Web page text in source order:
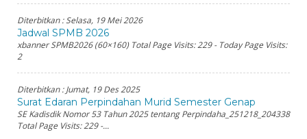
Diterbitkan :Selasa, 19 Mei 2026
Jadwal SPMB 2026
xbanner SPMB2026 (60×160) Total Page Visits: 229 - Today Page Visits:
2
Diterbitkan :Jumat, 19 Des 2025
Surat Edaran Perpindahan Murid Semester Genap
SE Kadisdik Nomor 53 Tahun 2025 tentang Perpindaha_251218_204338
Total Page Visits: 229 -...